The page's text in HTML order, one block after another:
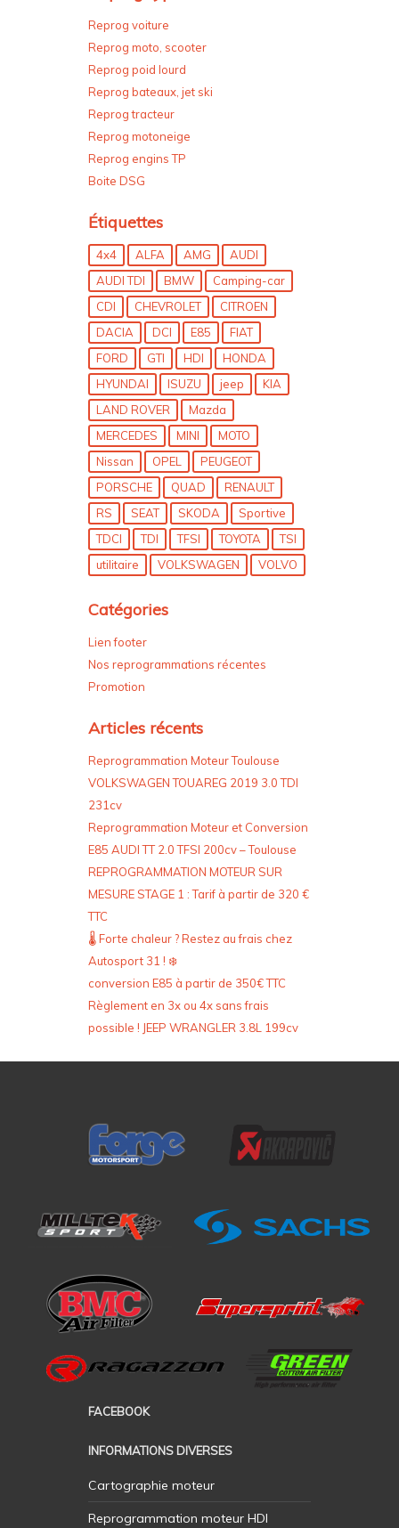
Reprog voiture
Reprog moto, scooter
Reprog poid lourd
Reprog bateaux, jet ski
Reprog tracteur
Reprog motoneige
Reprog engins TP
Boite DSG
Étiquettes
4x4 ALFA AMG
AUDI
AUDI TDI
BMW
Camping-car
CDI
CHEVROLET
CITROEN
DACIA
DCI E85
FIAT
FORD
GTI HDI
HONDA
HYUNDAI
ISUZU jeep
KIA
LAND ROVER
Mazda
MERCEDES
MINI
MOTO
Nissan
OPEL
PEUGEOT
PORSCHE
QUAD
RENAULT
RS
SEAT SKODA
Sportive
TDCI
TDI TFSI TOYOTA
TSI
utilitaire
VOLKSWAGEN VOLVO
Catégories
Lien footer
Nos reprogrammations récentes
Promotion
Articles récents
Reprogrammation Moteur Toulouse
VOLKSWAGEN TOUAREG 2019 3.0 TDI
231cv
Reprogrammation Moteur et Conversion
E85 AUDI TT 2.0 TFSI 200cv – Toulouse
REPROGRAMMATION MOTEUR SUR
MESURE STAGE 1 : Tarif à partir de 320 €
TTC
🌡️ Forte chaleur ? Restez au frais chez
Autosport 31 ! ❄️
conversion E85 à partir de 350€ TTC
Règlement en 3x ou 4x sans frais
possible ! JEEP WRANGLER 3.8L 199cv
FACEBOOK
INFORMATIONS DIVERSES
Cartographie moteur
Reprogrammation moteur HDI